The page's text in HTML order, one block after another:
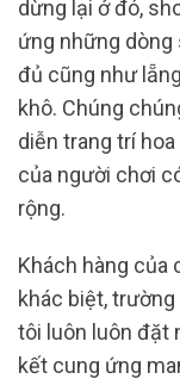
dừng lại ở đó,
ứng những dòng
đủ cũng như
khô. Chúng
diễn trang trí
của người chơi
rộng.
Khách hàng của
khác biệt,
tôi luôn luôn đặt
kết cung ứng